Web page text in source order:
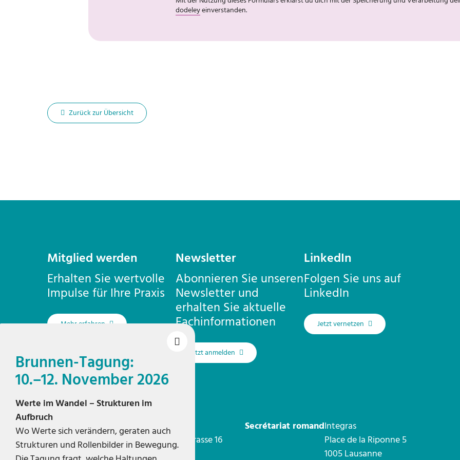
dodeleyeinverstanden.
Zurück zur Übersicht
Brunnen-Tagung:
10.–12. November 2026
Werte im Wandel – Strukturen im
Aufbruch
Wo Werte sich verändern, geraten auch
Strukturen und Rollenbilder in Bewegung.
Mitglied werden
Erhalten Sie wertvolle
Impulse für Ihre Praxis
Mehr erfahren
Newsletter
Abonnieren Sie unseren
Newsletter und
erhalten Sie aktuelle
Fachinformationen
Jetzt anmelden
LinkedIn
Folgen Sie uns auf
LinkedIn
Jetzt vernetzen
Geschäftsstelle ZürichIntegras
Pfingstweidstrasse 16
8005 Zürich
Secrétariat romandIntegras
Place de la Riponne 5
1005 Lausanne